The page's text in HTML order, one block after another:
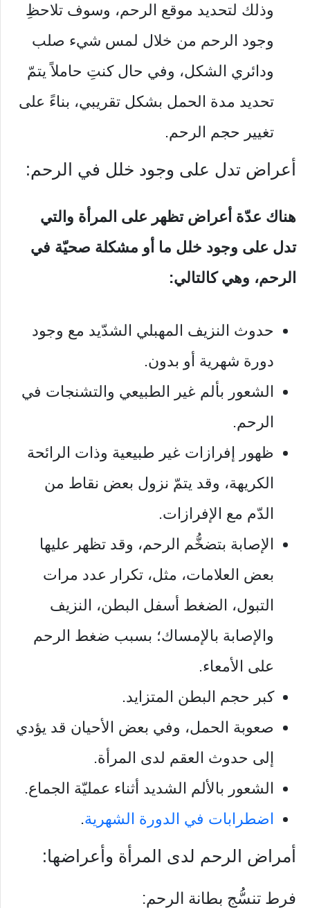
وذلك لتحديد موقع الرحم، وسوف تلاحظِ
وجود الرحم من خلال لمس شيء صلب
ودائري الشكل، وفي حال كنتِ حاملاً يتمّ
تحديد مدة الحمل بشكل تقريبي، بناءً على
تغيير حجم الرحم.
أعراض تدل على وجود خلل في الرحم:
هناك عدّة أعراض تظهر على المرأة والتي
تدل على وجود خلل ما أو مشكلة صحيّة في
الرحم، وهي كالتالي:
حدوث النزيف المهبلي الشدّيد مع وجود
دورة شهرية أو بدون.
الشعور بألم غير الطبيعي والتشنجات في
الرحم.
ظهور إفرازات غير طبيعية وذات الرائحة
الكريهة، وقد يتمّ نزول بعض نقاط من
الدّم مع الإفرازات.
الإصابة بتضخُّم الرحم، وقد تظهر عليها
بعض العلامات، مثل، تكرار عدد مرات
التبول، الضغط أسفل البطن، النزيف
والإصابة بالإمساك؛ بسبب ضغط الرحم
على الأمعاء.
كبر حجم البطن المتزايد.
صعوبة الحمل، وفي بعض الأحيان قد يؤدي
إلى حدوث العقم لدى المرأة.
الشعور بالألم الشديد أثناء عمليّة الجماع.
اضطرابات في الدورة الشهرية.
أمراض الرحم لدى المرأة وأعراضها:
فرط تنسُّج بطانة الرحم: